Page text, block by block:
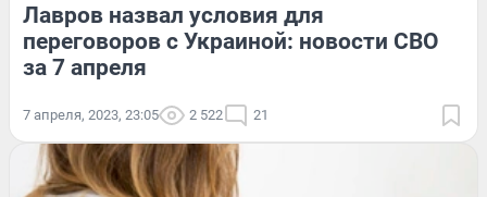
Лавров назвал условия для
переговоров с Украиной: новости СВО
за 7 апреля
7 апреля, 2023, 23:05 2 522 21